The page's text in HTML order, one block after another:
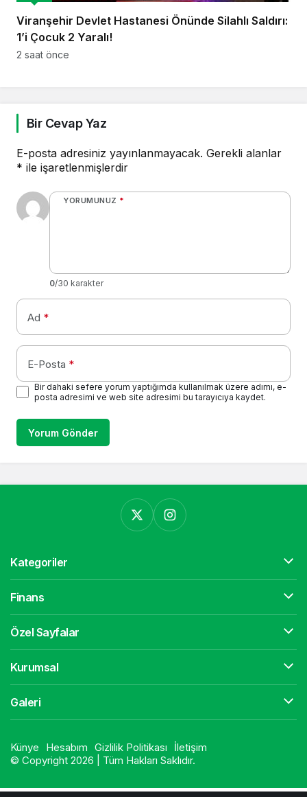
Viranşehir Devlet Hastanesi Önünde Silahlı Saldırı:
1’i Çocuk 2 Yaralı!
2 saat önce
Bir Cevap Yaz
E-posta adresiniz yayınlanmayacak. Gerekli alanlar
* ile işaretlenmişlerdir
YORUMUNUZ *
0/30 karakter
Ad *
E-Posta *
Bir dahaki sefere yorum yaptığımda kullanılmak üzere adımı, e-
posta adresimi ve web site adresimi bu tarayıcıya kaydet.
Yorum Gönder
Kategoriler
Finans
Özel Sayfalar
Kurumsal
Galeri
Künye Hesabım Gizlilik Politikası
İletişim
© Copyright 2026 | Tüm Hakları Saklıdır.